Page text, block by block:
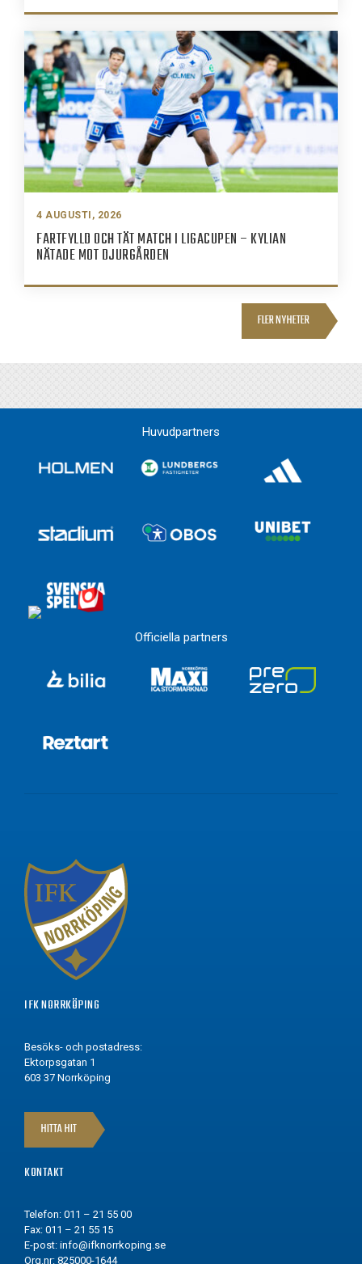
4 AUGUSTI, 2026
FARTFYLLD OCH TÄT MATCH I LIGACUPEN – KYLIAN
NÄTADE MOT DJURGÅRDEN
FLER NYHETER
Huvudpartners
Officiella partners
IFK NORRKÖPING
Besöks- och postadress:
Ektorpsgatan 1
603 37 Norrköping
HITTA HIT
KONTAKT
Telefon: 011 – 21 55 00
Fax: 011 – 21 55 15
E-post: info@ifknorrkoping.se
Org.nr: 825000-1644